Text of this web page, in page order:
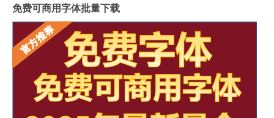
免费可商用字体批量下载